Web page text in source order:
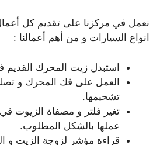
نعمل في مركزنا على تقديم كل
انواع السيارات و من أهم أعمالنا :
استبدل زيت المحرك القديم
العمل على فك المحرك و
تشحيمها.
تغير فلتر و مصفاة الزيوت
عملها بالشكل المطلوب.
قراءة مؤشر لزوجة الزيت و